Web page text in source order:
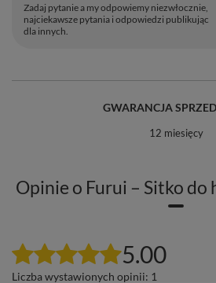
Zadaj pytanie a my odpowiemy niezwłocznie,
najciekawsze pytania i odpowiedzi publikując
dla innych.
GWARANCJA
12 miesięcy
Opinie o Furui – Sitko
5.00
Liczba wystawionych opinii: 1